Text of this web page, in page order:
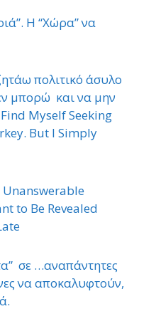
Η “Χώρα” να
πολιτικό άσυλο
μπορώ και να μην
Myself Seeking
But I Simply
Unanswerable
to Be Revealed
σε …αναπάντητες
να αποκαλυφτούν,